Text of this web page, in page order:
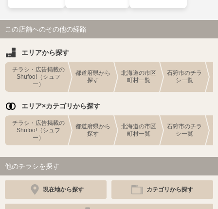
この店舗へのその他の経路
エリアから探す
チラシ・広告掲載の
Shufoo!（シュフ
ー）
都道府県から
探す
北海道の市区
町村一覧
石狩市のチラ
シ一覧
エリア×カテゴリから探す
チラシ・広告掲載の
Shufoo!（シュフ
ー）
都道府県から
探す
北海道の市区
町村一覧
石狩市のチラ
シ一覧
他のチラシを探す
現在地から探す カテゴリから探す